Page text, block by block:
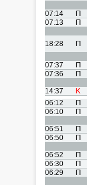
07:14 П
07:13
П
18:28 П
07:37 П
07:36
П
14:37 K
06:12
П
06:10
П
06:51 П
06:50
П
06:52 П
06:30
П
06:29
П